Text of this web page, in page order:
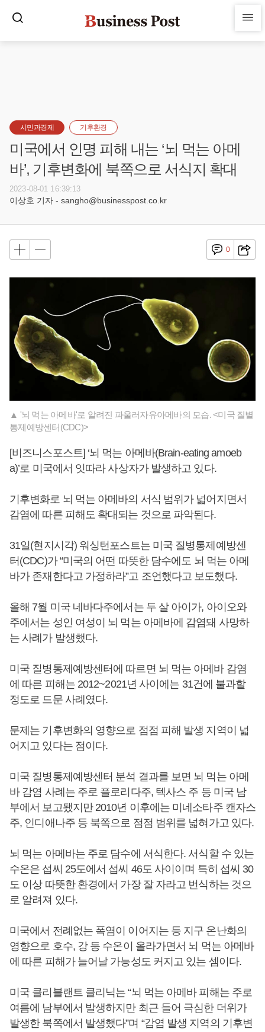
시민과경제 기후환경
미국에서 인명 피해 내는 ‘뇌 먹는 아메
바’, 기후변화에 북쪽으로 서식지 확대
2023-08-01 16:39:13
이상호 기자 - sangho@businesspost.co.kr
0
▲ '뇌 먹는 아메바'로 알려진 파울러자유아메바의 모습. <미국 질별
통제예방센터(CDC)>
[비즈니스포스트] ‘뇌 먹는 아메바(Brain-eating amoeb
a)’로 미국에서 잇따라 사상자가 발생하고 있다.
기후변화로 뇌 먹는 아메바의 서식 범위가 넓어지면서
감염에 따른 피해도 확대되는 것으로 파악된다.
31일(현지시각) 워싱턴포스트는 미국 질병통제예방센
터(CDC)가 “미국의 어떤 따뜻한 담수에도 뇌 먹는 아메
바가 존재한다고 가정하라”고 조언했다고 보도했다.
올해 7월 미국 네바다주에서는 두 살 아이가, 아이오와
주에서는 성인 여성이 뇌 먹는 아메바에 감염돼 사망하
는 사례가 발생했다.
미국 질병통제예방센터에 따르면 뇌 먹는 아메바 감염
에 따른 피해는 2012~2021년 사이에는 31건에 불과할
정도로 드문 사례였다.
문제는 기후변화의 영향으로 점점 피해 발생 지역이 넓
어지고 있다는 점이다.
미국 질병통제예방센터 분석 결과를 보면 뇌 먹는 아메
바 감염 사례는 주로 플로리다주, 텍사스 주 등 미국 남
부에서 보고됐지만 2010년 이후에는 미네소타주 캔자스
주, 인디애나주 등 북쪽으로 점점 범위를 넓혀가고 있다.
뇌 먹는 아메바는 주로 담수에 서식한다. 서식할 수 있는
수온은 섭씨 25도에서 섭씨 46도 사이이며 특히 섭씨 30
도 이상 따뜻한 환경에서 가장 잘 자라고 번식하는 것으
로 알려져 있다.
미국에서 전례없는 폭염이 이어지는 등 지구 온난화의
영향으로 호수, 강 등 수온이 올라가면서 뇌 먹는 아메바
에 따른 피해가 늘어날 가능성도 커지고 있는 셈이다.
미국 클리블랜트 클리닉는 “뇌 먹는 아메바 피해는 주로
여름에 남부에서 발생하지만 최근 들어 극심한 더위가
발생한 북쪽에서 발생했다”며 “감염 발생 지역의 기후변